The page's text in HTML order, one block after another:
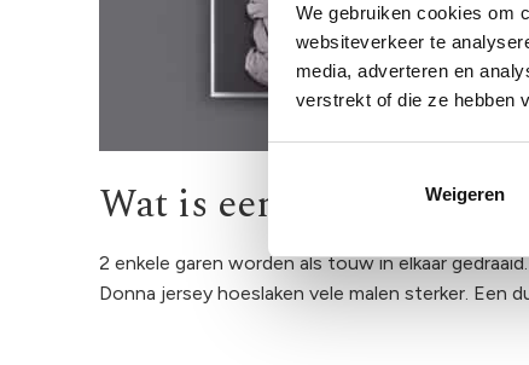
We gebruiken cookies om
websiteverkeer te
media, adverteren en
verstrekt of die ze hebben
Weigeren
Wat is een getwijnd
2 enkele garen worden als touw in elkaar
Donna jersey hoeslaken vele malen sterker. Een